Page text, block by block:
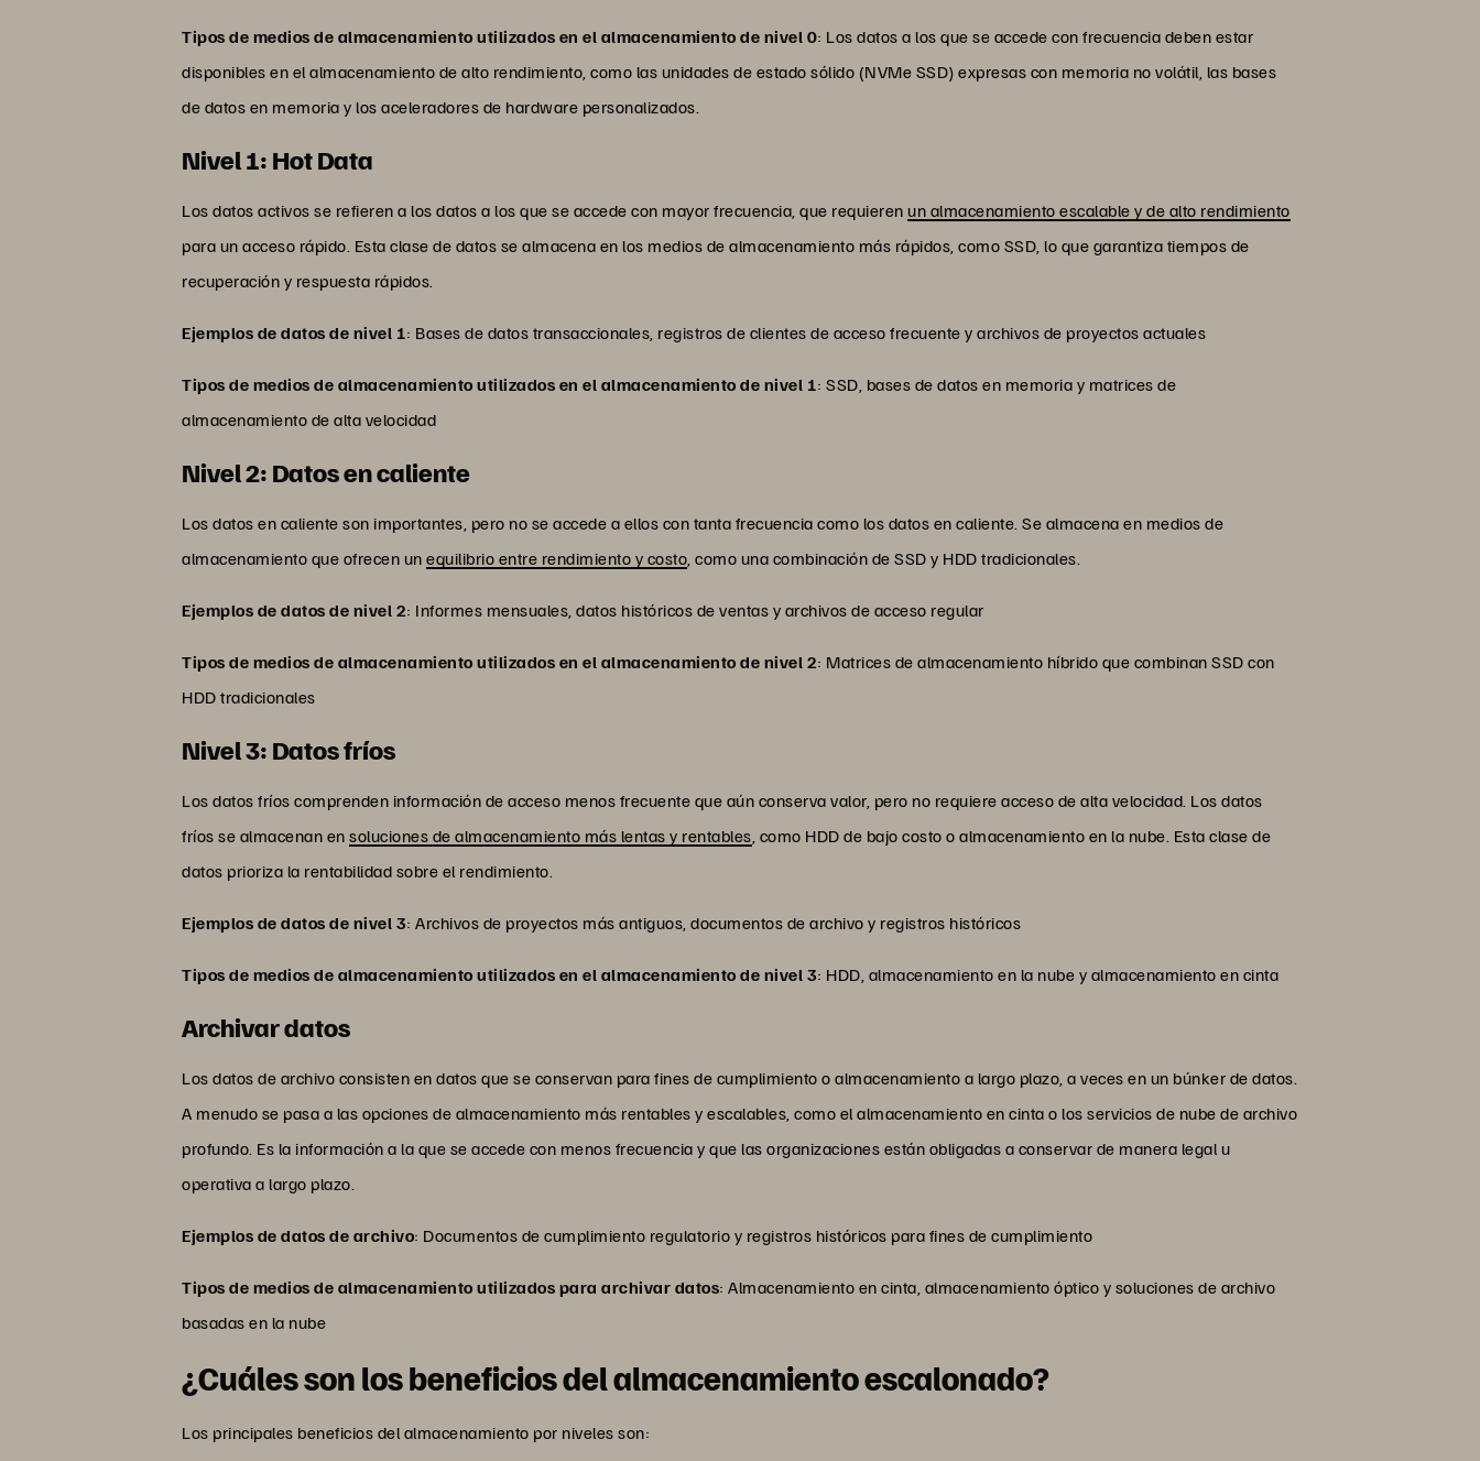
Tipos de medios de almacenamiento utilizados en el almacenamiento de nivel 0: Los datos a los que se accede con frecuencia deben estar
disponibles en el almacenamiento de alto rendimiento, como las unidades de estado sólido (NVMe SSD) expresas con memoria no volátil, las bases
de datos en memoria y los aceleradores de hardware personalizados.
Nivel 1: Hot Data
Los datos activos se refieren a los datos a los que se accede con mayor frecuencia, que requierenun almacenamiento escalable y de alto rendimiento
para un acceso rápido. Esta clase de datos se almacena en los medios de almacenamiento más rápidos, como SSD, lo que garantiza tiempos de
recuperación y respuesta rápidos.
Ejemplos de datos de nivel 1: Bases de datos transaccionales, registros de clientes de acceso frecuente y archivos de proyectos actuales
Tipos de medios de almacenamiento utilizados en el almacenamiento de nivel 1: SSD, bases de datos en memoria y matrices de
almacenamiento de alta velocidad
Nivel 2: Datos en caliente
Los datos en caliente son importantes, pero no se accede a ellos con tanta frecuencia como los datos en caliente. Se almacena en medios de
almacenamiento que ofrecen unequilibrio entre rendimiento y costo, como una combinación de SSD y HDD tradicionales.
Ejemplos de datos de nivel 2: Informes mensuales, datos históricos de ventas y archivos de acceso regular
Tipos de medios de almacenamiento utilizados en el almacenamiento de nivel 2: Matrices de almacenamiento híbrido que combinan SSD con
HDD tradicionales
Nivel 3: Datos fríos
Los datos fríos comprenden información de acceso menos frecuente que aún conserva valor, pero no requiere acceso de alta velocidad. Los datos
fríos se almacenan ensoluciones de almacenamiento más lentas y rentables, como HDD de bajo costo o almacenamiento en la nube. Esta clase de
datos prioriza la rentabilidad sobre el rendimiento.
Ejemplos de datos de nivel 3: Archivos de proyectos más antiguos, documentos de archivo y registros históricos
Tipos de medios de almacenamiento utilizados en el almacenamiento de nivel 3: HDD, almacenamiento en la nube y almacenamiento en cinta
Archivar datos
Los datos de archivo consisten en datos que se conservan para fines de cumplimiento o almacenamiento a largo plazo, a veces en un búnker de datos.
A menudo se pasa a las opciones de almacenamiento más rentables y escalables, como el almacenamiento en cinta o los servicios de nube de archivo
profundo. Es la información a la que se accede con menos frecuencia y que las organizaciones están obligadas a conservar de manera legal u
operativa a largo plazo.
Ejemplos de datos de archivo: Documentos de cumplimiento regulatorio y registros históricos para fines de cumplimiento
Tipos de medios de almacenamiento utilizados para archivar datos: Almacenamiento en cinta, almacenamiento óptico y soluciones de archivo
basadas en la nube
¿Cuáles son los beneficios del almacenamiento escalonado?
Los principales beneficios del almacenamiento por niveles son: